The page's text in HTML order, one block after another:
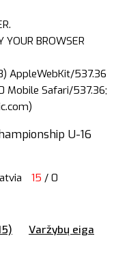
YOUR BROWSER
AppleWebKit/537.36
Mobile Safari/537.36;
U-16
15 / 0
Varžybų eiga